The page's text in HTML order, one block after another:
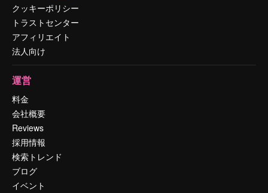
クッキーポリシー
トラストセンター
アフィリエイト
法人向け
運営
料金
会社概要
Reviews
採用情報
検索トレンド
ブログ
イベント